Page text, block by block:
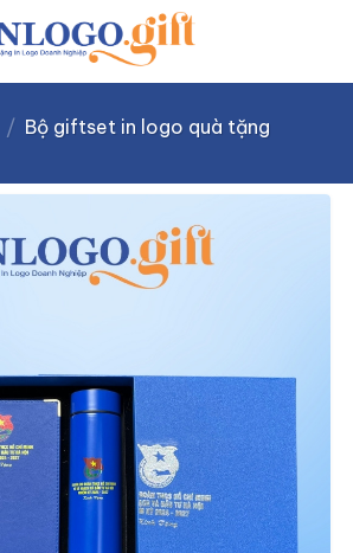
/ Bộ giftset in logo quà tặng